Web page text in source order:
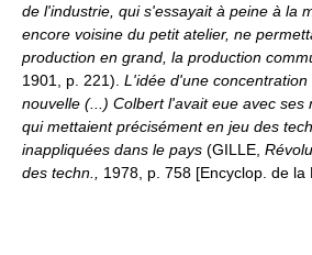
de l'industrie, qui s'essayait à peine à la
encore voisine du petit atelier, ne
production en grand, la production
1901, p. 221). L'idée d'une
nouvelle (...) Colbert l'avait eue avec ses
qui mettaient précisément en jeu des
inappliquées dans le pays (GILLE,
des techn.
1978, p. 758 [Encyclop. de la